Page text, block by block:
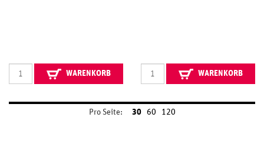
WARENKORB WARENKORB
Pro Seite: 30 60 120